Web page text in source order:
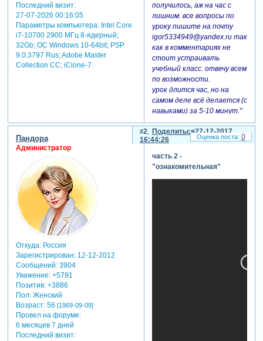
Последний визит:
27-07-2026 00:16:05
Параметры компьютера:Intel Core
i7-10700 2900 МГц 8-ядерный;
32Gb; ОС Windows 10-64bit; PSP
9.0.3797 Rus; Adobe Master
Collection СС; iClone-7
получилось, аж на час с
лишним. все вопросы по
уроку пишите на почту
igor5334949@yandex.ru так
как в комментариях не
стоит устраивать
учебный класс. отвечу всем
по возможности.
урок длится час, но на
самом деле всё делается (с
навыками) за 5-10 минут."
часть 1 - "вступительная"
Поделиться
2
27-12-2017
16:44:26
Пандора
Администратор
Откуда:Россия
Зарегистрирован: 12-12-2012
Сообщений:3904
Уважение: +5791
Позитив: +3886
Пол:Женский
Возраст:56 [1969-09-09]
Провел на форуме:
6 месяцев 7 дней
Последний визит:
часть 2 -
"ознакомительная"
0